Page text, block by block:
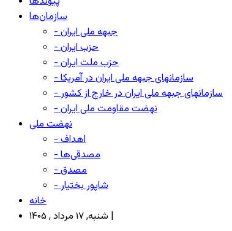
سازمان‌ها
- جبهه ملی ایران
- حزب ایران
- حزب ملت ایران
- سازمانهای جبهه ملی ایران در آمریکا
- سازمانهای جبهه ملی ایران در خارج از کشور
- نهضت مقاومت ملی ایران
نهضت ملی
- اهداف
- مصدقی‌ها
- مصدق
- شاپور بختیار
خانه
شنبه, ۱۷ مرداد , ۱۴۰۵ |